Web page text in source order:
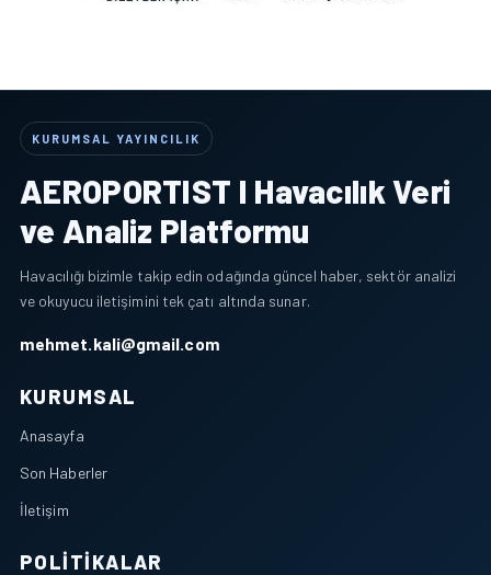
KURUMSAL YAYINCILIK
AEROPORTIST I Havacılık Veri
ve Analiz Platformu
Havacılığı bizimle takip edin odağında güncel haber, sektör analizi
ve okuyucu iletişimini tek çatı altında sunar.
mehmet.kali@gmail.com
KURUMSAL
Anasayfa
Son Haberler
İletişim
POLITIKALAR